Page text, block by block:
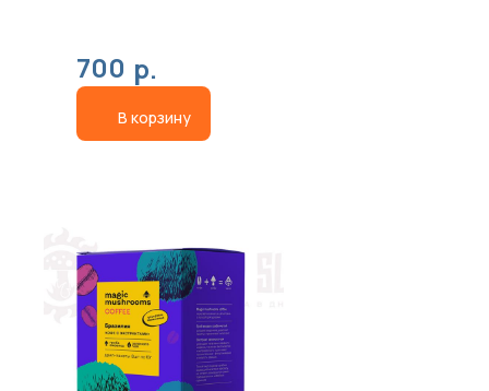
700 р.
В корзину